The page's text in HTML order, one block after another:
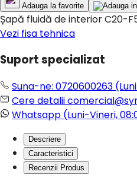
Adauga la favorite
Șapă fluidă de interior C20-
Vezi fisa tehnica
Suport specializat
Suna-ne: 0720600263
Cere detalii
Whatsapp (Luni-Vineri,
Descriere
Caracteristici
Recenzii Produs